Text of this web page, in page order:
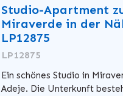
Studio-Apartment
Miraverde in der
LP12875
LP12875
Ein schönes Studio in
Adeje. Die Unterkunft